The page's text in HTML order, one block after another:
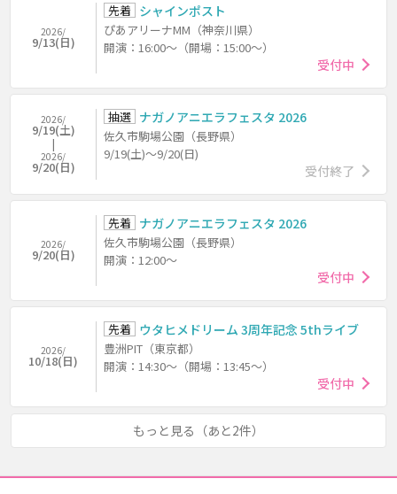
2026/
9/13(日)
先着 シャインポスト
ぴあアリーナMM（神奈川県）
開演：16:00～（開場：15:00～）
受付中
2026/
9/19(土)
2026/
9/20(日)
抽選 ナガノアニエラフェスタ 2026
佐久市駒場公園（長野県）
9/19(土)～9/20(日)
受付終了
2026/
9/20(日)
先着 ナガノアニエラフェスタ 2026
佐久市駒場公園（長野県）
開演：12:00～
受付中
2026/
10/18(日)
先着 ウタヒメドリーム 3周年記念 5thライブ
豊洲PIT（東京都）
開演：14:30～（開場：13:45～）
受付中
もっと見る（あと2件）